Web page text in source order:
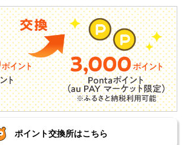
ポイント交換所はこちら